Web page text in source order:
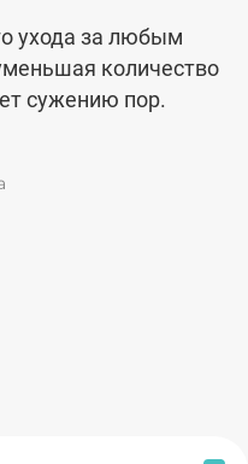
ухода за любым
количество
сужению пор.